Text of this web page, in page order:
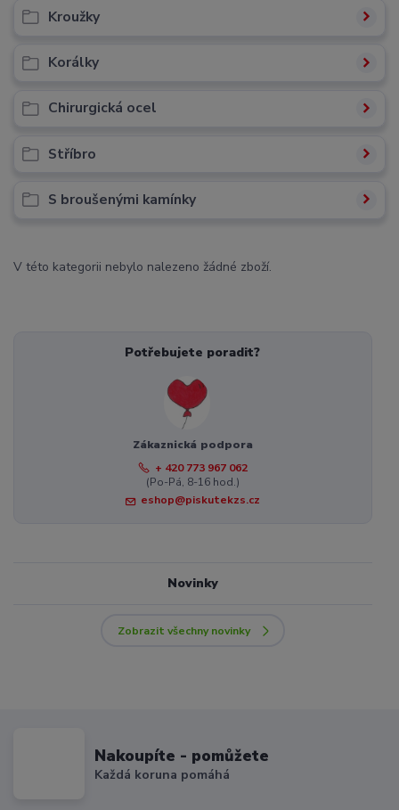
Kroužky
Korálky
Chirurgická ocel
Stříbro
S broušenými kamínky
V této kategorii nebylo nalezeno žádné zboží.
Potřebujete poradit?
Zákaznická podpora
+ 420 773 967 062
(Po-Pá, 8-16 hod.)
eshop@piskutekzs.cz
Novinky
Zobrazit všechny novinky
Nakoupíte - pomůžete
Každá koruna pomáhá